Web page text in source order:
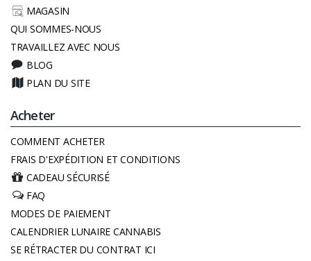
MAGASIN
QUI SOMMES-NOUS
TRAVAILLEZ AVEC NOUS
BLOG
PLAN DU SITE
Acheter
COMMENT ACHETER
FRAIS D'EXPÉDITION ET CONDITIONS
CADEAU SÉCURISÉ
FAQ
MODES DE PAIEMENT
CALENDRIER LUNAIRE CANNABIS
SE RÉTRACTER DU CONTRAT ICI